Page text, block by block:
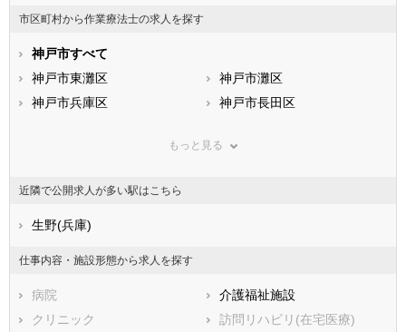
石川県
福井県
静岡県
滋賀県
大阪府
兵庫県
和歌山県
山口県
福岡県
佐賀県
熊本県
市区町村から作業療法士の求人を探す
神戸市すべて
神戸市東灘区
神戸市灘区
神戸市兵庫区
神戸市長田区
神戸市中央区
市部
姫路市
伊丹市
相生市
豊岡市
加古川市
もっと見る
近隣で公開求人が多い駅はこちら
生野(兵庫)
仕事内容・施設形態から求人を探す
病院
介護福祉施設
クリニック
訪問リハビリ(在宅医療)